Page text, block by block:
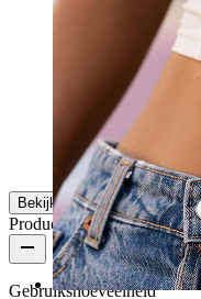
Paula
Vertaald door AI
Bekijk meer
Productkwaliteit
Gebruikshoeveelheid